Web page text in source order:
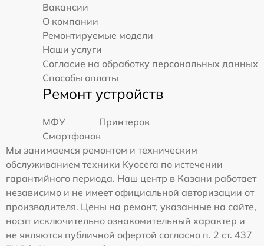
Вакансии
О компании
Ремонтируемые модели
Наши услуги
Согласие на обработку персональных данных
Способы оплаты
Ремонт устройств
МФУ
Принтеров
Смартфонов
Мы занимаемся ремонтом и техническим
обслуживанием техники Kyocera по истечении
гарантийного периода. Наш центр в Казани работает
независимо и не имеет официальной авторизации от
производителя. Цены на ремонт, указанные на сайте,
носят исключительно ознакомительный характер и
не являются публичной офертой согласно п. 2 ст. 437